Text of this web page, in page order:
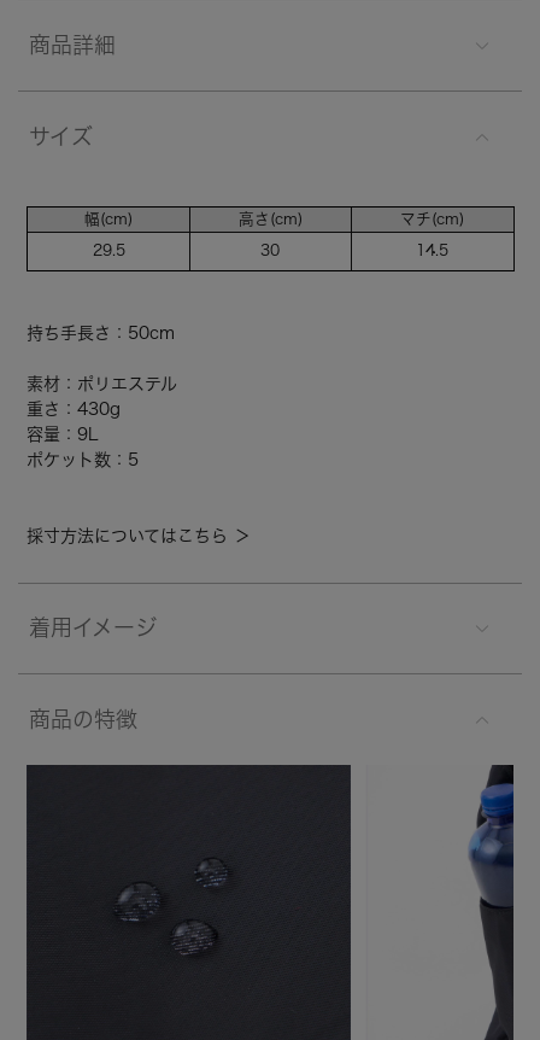
商品詳細
サイズ
幅(cm)
29.5
高さ(cm)
30
マチ(cm)
14.5
持ち手長さ：50cm
素材：ポリエステル
重さ：430g
容量：9L
ポケット数：5
採寸方法についてはこちら ＞
着用イメージ
商品の特徴